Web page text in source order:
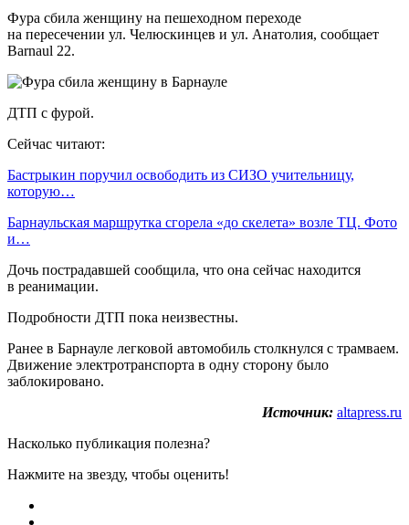
Фура сбила женщину на пешеходном переходе
на пересечении ул. Челюскинцев и ул. Анатолия, сообщает
Barnaul 22.
ДТП с фурой.
Сейчас читают:
Бастрыкин поручил освободить из СИЗО учительницу,
которую…
Барнаульская маршрутка сгорела «до скелета» возле ТЦ. Фото
и…
Дочь пострадавшей сообщила, что она сейчас находится
в реанимации.
Подробности ДТП пока неизвестны.
Ранее в Барнауле легковой автомобиль столкнулся с трамваем.
Движение электротранспорта в одну сторону было
заблокировано.
Источник: altapress.ru
Насколько публикация полезна?
Нажмите на звезду, чтобы оценить!